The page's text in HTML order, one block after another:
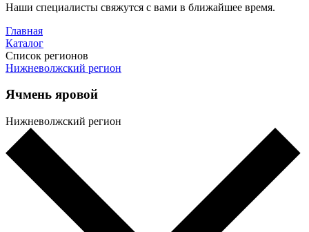
Наши специалисты свяжутся с вами в ближайшее время.
Главная
Каталог
Список регионов
Нижневолжский регион
Ячмень яровой
Нижневолжский регион